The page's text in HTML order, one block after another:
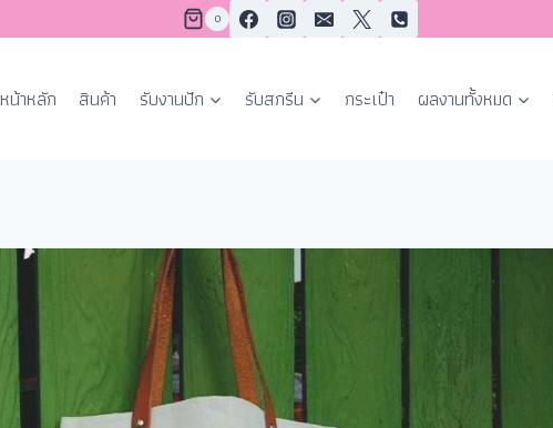
0
หน้าหลัก สินค้า รับงานปัก รับสกรีน กระเป๋า ผลงานทั้งหมด